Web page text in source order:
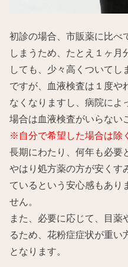
初診の場合、市販薬に比べ
しまうため、たとえ１ヶ月
しても、少々高くついてし
ですが、血液検査は１度や
なくなりますし、病院によ
場合は血液検査がいらない
※自分で希望した場合は除
長期にわたり、何年も必要
やはり処方薬の方が安くす
ているという安心感もあり
せん。
また、必要に応じて、目薬
るため、花粉症症状が重い
となります。